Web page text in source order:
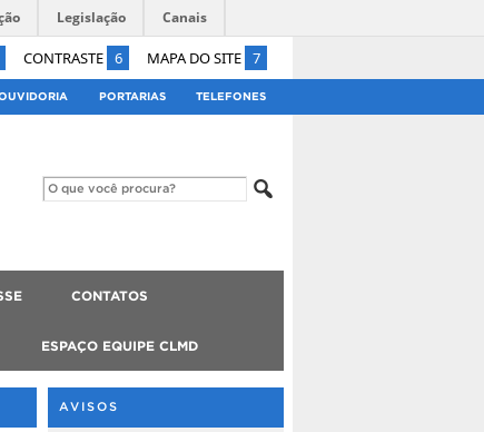
CONTRASTE 6 MAPA DO SITE 7
Legislação Canais
PORTARIAS TELEFONES
CONTATOS
ESPAÇO EQUIPE CLMD
AVISOS